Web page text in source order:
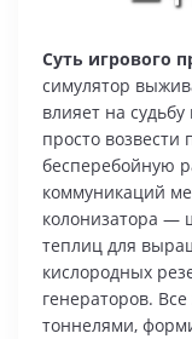
Суть игрового
симулятор
влияет на
просто возвести
бесперебойную
коммуникаций
колонизатора —
теплиц для
кислородных
генераторов.
тоннелями,